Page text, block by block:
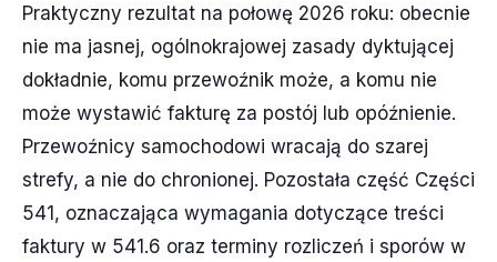
Praktyczny rezultat na połowę 2026 roku: obecnie
nie ma jasnej, ogólnokrajowej zasady dyktującej
dokładnie, komu przewoźnik może, a komu nie
może wystawić fakturę za postój lub opóźnienie.
Przewoźnicy samochodowi wracają do szarej
strefy, a nie do chronionej. Pozostała część Części
541, oznaczająca wymagania dotyczące treści
faktury w 541.6 oraz terminy rozliczeń i sporów w